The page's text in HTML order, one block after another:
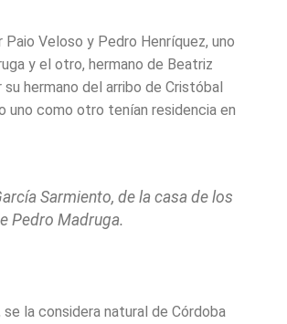
Veloso y Pedro Henríquez, uno
y el otro, hermano de Beatriz
hermano del arribo de Cristóbal
uno como otro tenían residencia en
Sarmiento, de la casa de los
Pedro Madruga.
la considera natural de Córdoba